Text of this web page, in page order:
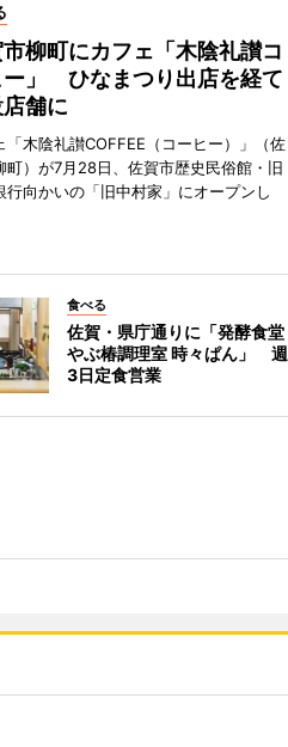
柳町にカフェ「木陰礼讃コ
ー」 ひなまつり出店を経て
舗に
「木陰礼讃COFFEE（コーヒー）」（佐
町）が7月28日、佐賀市歴史民俗館・旧
行向かいの「旧中村家」にオープンし
食べる
佐賀・県庁通りに「発酵食堂
やぶ椿調理室 時々ぱん」 週
3日定食営業